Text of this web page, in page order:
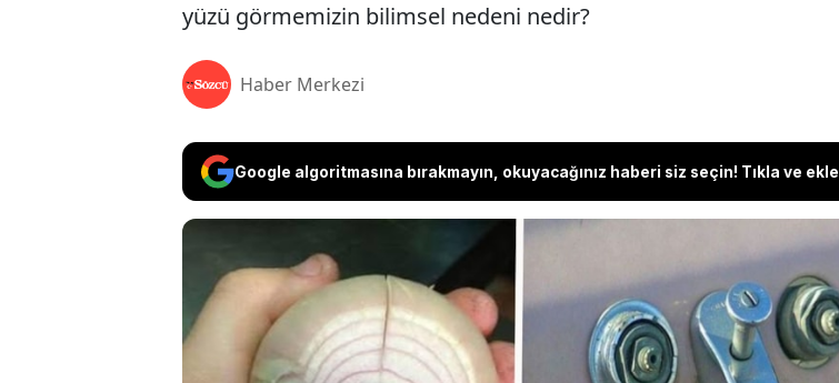
yüzü görmemizin bilimsel nedeni nedir?
Haber Merkezi
Google algoritmasına bırakmayın, okuyacağınız haberi siz seçin! Tıkla ve ekle